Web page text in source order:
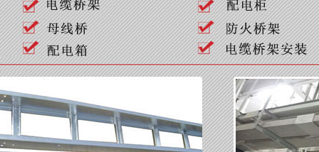
如何判断喷塑桥架的质量好
弱电工程中常用的桥架有哪
在购买母线槽时有哪些注意
正确选择托盘式桥架需要注
托盘式桥架服役期间的运维